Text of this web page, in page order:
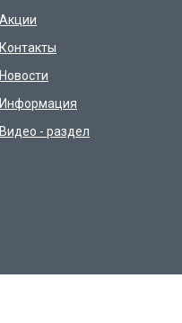
Акции
Контакты
Новости
Информация
Видео - раздел